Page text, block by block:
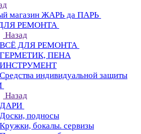
магазин ЖАРЬ да ПАРЬ
РЕМОНТА
Назад
ВСЁ ДЛЯ РЕМОНТА
ГЕРМЕТИК, ПЕНА
ИНСТРУМЕНТ
Средства индивидуальной защиты
Назад
ДАРИ
Доски, подносы
Кружки, бокалы. сервизы